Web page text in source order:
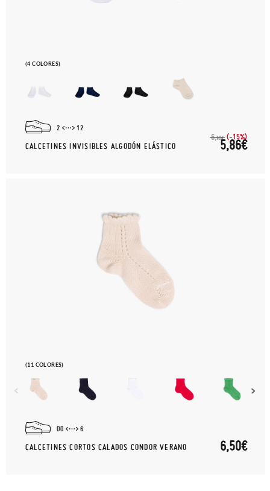
(4 COLORES)
2 12
CALCETINES INVISIBLES ALGODÓN ELÁSTICO
6,90€ (-15%)
5,86€
(11 COLORES)
00 6
CALCETINES CORTOS CALADOS CONDOR VERANO 6,50€